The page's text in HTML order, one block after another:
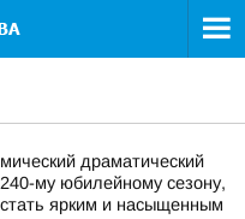
драматический
240-му юбилейному сезону,
ярким и насыщенным